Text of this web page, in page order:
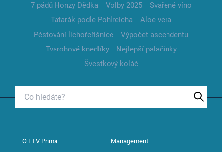
7 pádů Honzy Dědka
Volby 2025
Svařené víno
Tatarák podle Pohlreicha
Aloe vera
Pěstování lichořeřišnice
Výpočet ascendentu
Tvarohové knedlíky
Nejlepší palačinky
Švestkový koláč
O FTV Prima Management